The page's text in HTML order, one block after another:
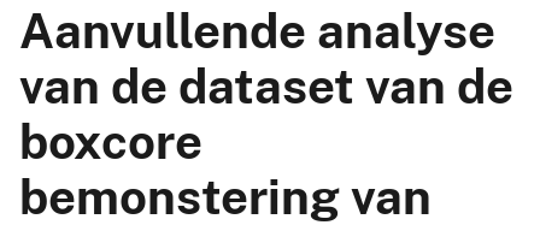
Aanvullende analyse
van de dataset van de
boxcore
bemonstering van